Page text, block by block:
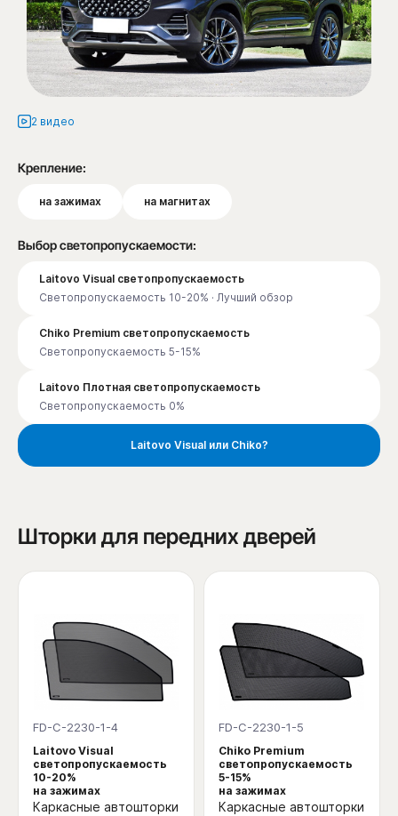
2 видео
Крепление:
на зажимах на магнитах
Выбор светопропускаемости:
Laitovo Visual светопропускаемость
Светопропускаемость 10-20% · Лучший обзор
Chiko Premium светопропускаемость
Светопропускаемость 5-15%
Laitovo Плотная светопропускаемость
Светопропускаемость 0%
Laitovo Visual или Chiko?
Шторки для передних дверей
FD-C-2230-1-4
Laitovo Visual
светопропускаемость
10-20%
на зажимах
Каркасные автошторки
FD-C-2230-1-5
Chiko Premium
светопропускаемость
5-15%
на зажимах
Каркасные автошторки